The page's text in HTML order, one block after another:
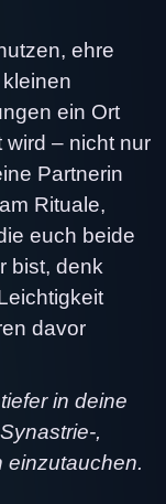
ehre
ein Ort
wird – nicht nur
Partnerin
Rituale,
euch beide
bist, denk
davor
in deine
,
einzutauchen.